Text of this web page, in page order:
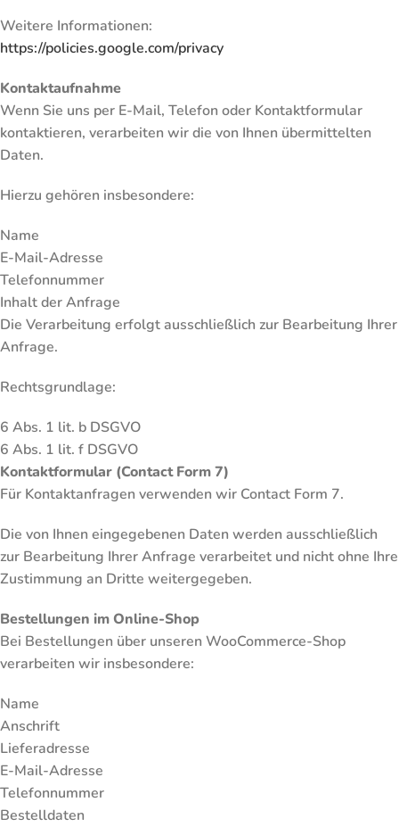
Weitere Informationen:
https://policies.google.com/privacy
Kontaktaufnahme
Wenn Sie uns per E-Mail, Telefon oder Kontaktformular
kontaktieren, verarbeiten wir die von Ihnen übermittelten
Daten.
Hierzu gehören insbesondere:
Name
E-Mail-Adresse
Telefonnummer
Inhalt der Anfrage
Die Verarbeitung erfolgt ausschließlich zur Bearbeitung Ihrer
Anfrage.
Rechtsgrundlage:
6 Abs. 1 lit. b DSGVO
6 Abs. 1 lit. f DSGVO
Kontaktformular (Contact Form 7)
Für Kontaktanfragen verwenden wir Contact Form 7.
Die von Ihnen eingegebenen Daten werden ausschließlich
zur Bearbeitung Ihrer Anfrage verarbeitet und nicht ohne Ihre
Zustimmung an Dritte weitergegeben.
Bestellungen im Online-Shop
Bei Bestellungen über unseren WooCommerce-Shop
verarbeiten wir insbesondere:
Name
Anschrift
Lieferadresse
E-Mail-Adresse
Telefonnummer
Bestelldaten